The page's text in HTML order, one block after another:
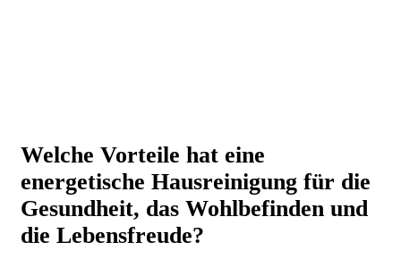
Welche Vorteile hat eine
energetische Hausreinigung für die
Gesundheit, das Wohlbefinden und
die Lebensfreude?